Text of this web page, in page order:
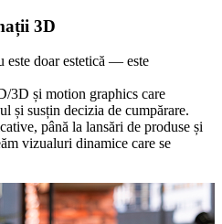
3D
este doar estetică — este
3D și motion graphics care
și susțin decizia de cumpărare.
până la lansări de produse și
vizualuri dinamice care se